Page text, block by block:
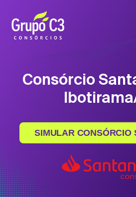
Consórcio
SIMULAR CONSÓRCIO